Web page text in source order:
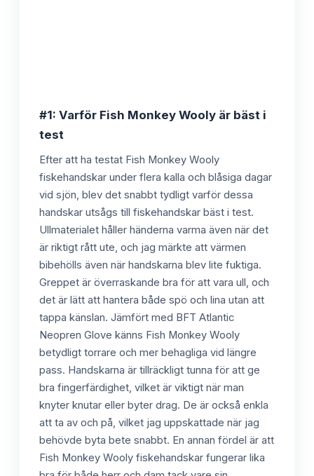
#1: Varför Fish Monkey Wooly är bäst i
test
Efter att ha testat Fish Monkey Wooly
fiskehandskar under flera kalla och blåsiga dagar
vid sjön, blev det snabbt tydligt varför dessa
handskar utsågs till fiskehandskar bäst i test.
Ullmaterialet håller händerna varma även när det
är riktigt rått ute, och jag märkte att värmen
bibehölls även när handskarna blev lite fuktiga.
Greppet är överraskande bra för att vara ull, och
det är lätt att hantera både spö och lina utan att
tappa känslan. Jämfört med BFT Atlantic
Neopren Glove känns Fish Monkey Wooly
betydligt torrare och mer behagliga vid längre
pass. Handskarna är tillräckligt tunna för att ge
bra fingerfärdighet, vilket är viktigt när man
knyter knutar eller byter drag. De är också enkla
att ta av och på, vilket jag uppskattade när jag
behövde byta bete snabbt. En annan fördel är att
Fish Monkey Wooly fiskehandskar fungerar lika